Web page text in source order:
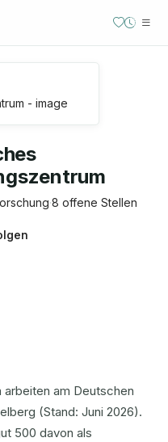
·8 offene Stellen
arbeiten am Deutschen
(Stand: Juni 2026).
500 davon als